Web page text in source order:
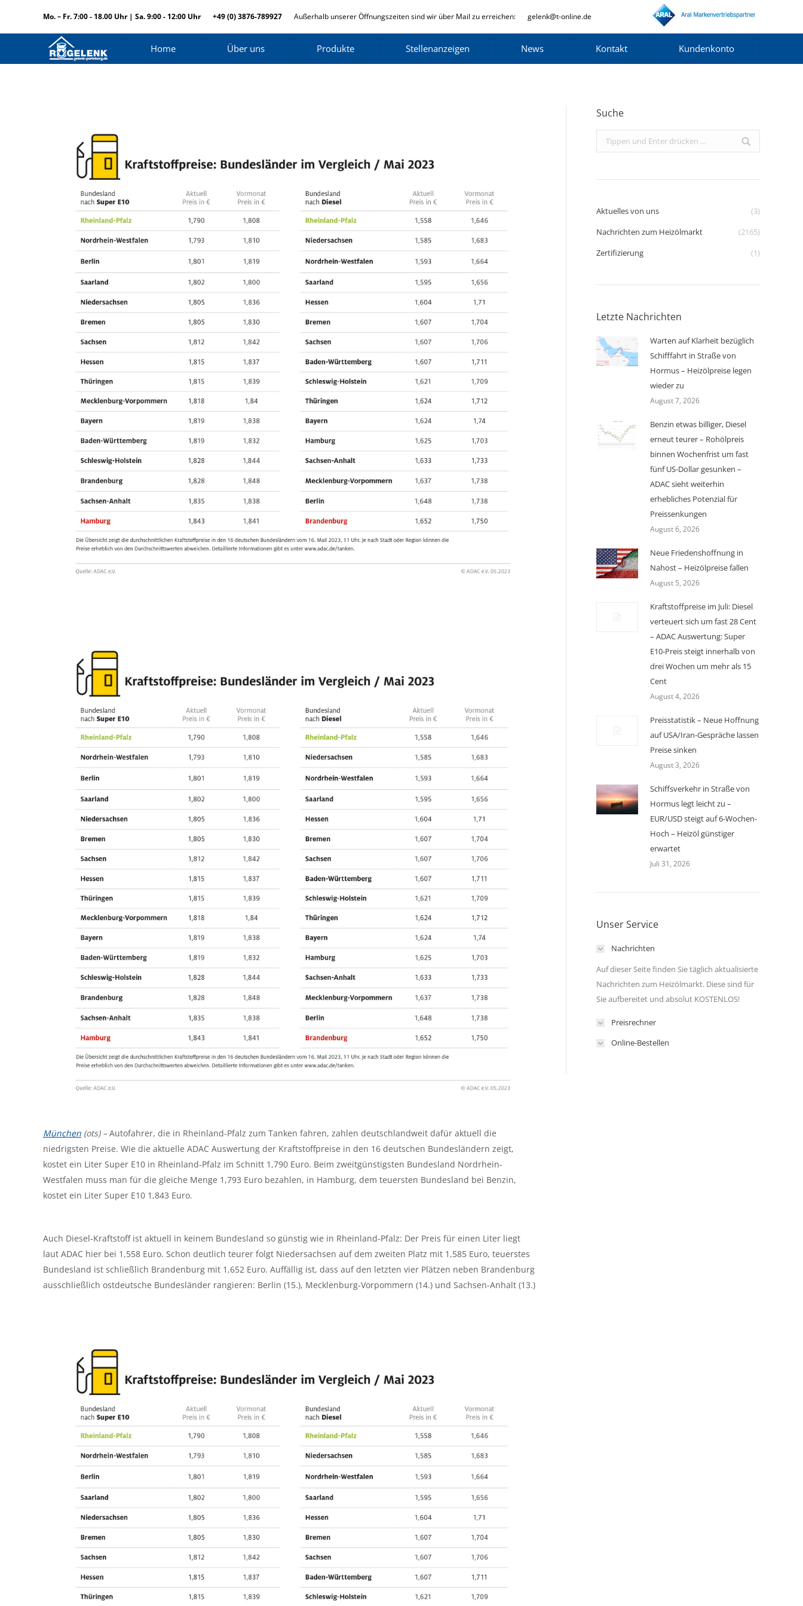
Mo. – Fr. 7:00 - 18.00 Uhr | Sa. 9:00 - 12:00 Uhr +49 (0) 3876-789927 Außerhalb unserer Öffnungszeiten sind wir über Mail zu erreichen: gelenk@t-online.de
Home Über uns Produkte Stellenanzeigen News Kontakt Kundenkonto
München (ots) –Autofahrer, die in Rheinland-Pfalz zum Tanken fahren, zahlen deutschlandweit dafür aktuell die
niedrigsten Preise. Wie die aktuelle ADAC Auswertung der Kraftstoffpreise in den 16 deutschen Bundesländern zeigt,
kostet ein Liter Super E10 in Rheinland-Pfalz im Schnitt 1,790 Euro. Beim zweitgünstigsten Bundesland Nordrhein-
Westfalen muss man für die gleiche Menge 1,793 Euro bezahlen, in Hamburg, dem teuersten Bundesland bei Benzin,
kostet ein Liter Super E10 1,843 Euro.
Auch Diesel-Kraftstoff ist aktuell in keinem Bundesland so günstig wie in Rheinland-Pfalz: Der Preis für einen Liter liegt
laut ADAC hier bei 1,558 Euro. Schon deutlich teurer folgt Niedersachsen auf dem zweiten Platz mit 1,585 Euro, teuerstes
Bundesland ist schließlich Brandenburg mit 1,652 Euro. Auffällig ist, dass auf den letzten vier Plätzen neben Brandenburg
ausschließlich ostdeutsche Bundesländer rangieren: Berlin (15.), Mecklenburg-Vorpommern (14.) und Sachsen-Anhalt (13.)
Suche
Search:
Aktuelles von uns
(3)
Nachrichten zum Heizölmarkt
(2165)
Zertifizierung
(1)
Letzte Nachrichten
Warten auf Klarheit bezüglich
Schifffahrt in Straße von
Hormus – Heizölpreise legen
wieder zu
August 7, 2026
Benzin etwas billiger, Diesel
erneut teurer – Rohölpreis
binnen Wochenfrist um fast
fünf US-Dollar gesunken –
ADAC sieht weiterhin
erhebliches Potenzial für
Preissenkungen
August 6, 2026
Neue Friedenshoffnung in
Nahost – Heizölpreise fallen
August 5, 2026
Kraftstoffpreise im Juli: Diesel
verteuert sich um fast 28 Cent
– ADAC Auswertung: Super
E10-Preis steigt innerhalb von
drei Wochen um mehr als 15
Cent
August 4, 2026
Preisstatistik – Neue Hoffnung
auf USA/Iran-Gespräche lassen
Preise sinken
August 3, 2026
Schiffsverkehr in Straße von
Hormus legt leicht zu –
EUR/USD steigt auf 6-Wochen-
Hoch – Heizöl günstiger
erwartet
Juli 31, 2026
Unser Service
Nachrichten
Auf dieser Seite finden Sie täglich aktualisierte
Nachrichten zum Heizölmarkt. Diese sind für
Sie aufbereitet und absolut KOSTENLOS!
Preisrechner
Online-Bestellen